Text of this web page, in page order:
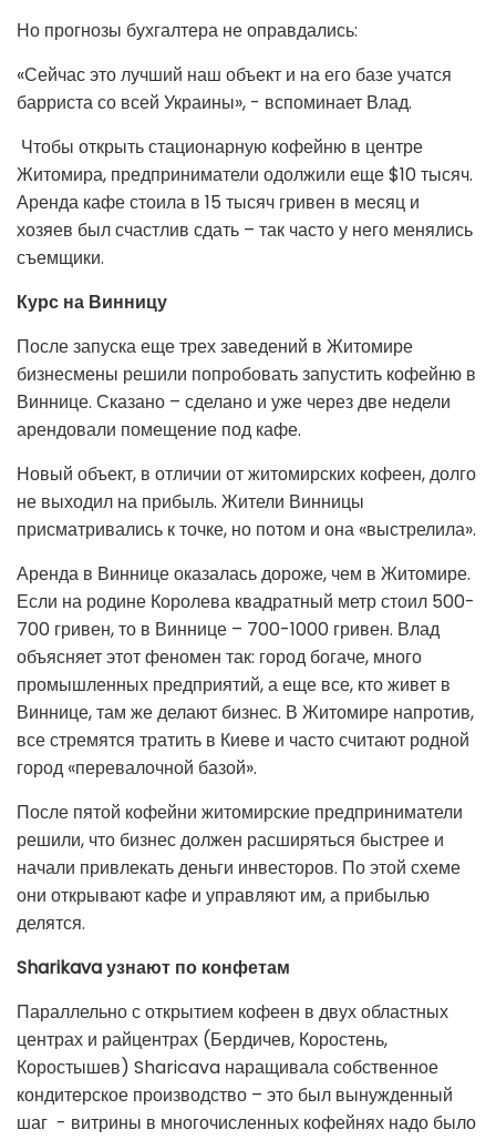
Но прогнозы бухгалтера не оправдались:
«Сейчас это лучший наш объект и на его базе учатся
барриста со всей Украины», - вспоминает Влад.
Чтобы открыть стационарную кофейню в центре
Житомира, предприниматели одолжили еще $10 тысяч.
Аренда кафе стоила в 15 тысяч гривен в месяц и
хозяев был счастлив сдать – так часто у него менялись
съемщики.
Курс на Винницу
После запуска еще трех заведений в Житомире
бизнесмены решили попробовать запустить кофейню в
Виннице. Сказано – сделано и уже через две недели
арендовали помещение под кафе.
Новый объект, в отличии от житомирских кофеен, долго
не выходил на прибыль. Жители Винницы
присматривались к точке, но потом и она «выстрелила».
Аренда в Виннице оказалась дороже, чем в Житомире.
Если на родине Королева квадратный метр стоил 500-
700 гривен, то в Виннице – 700-1000 гривен. Влад
объясняет этот феномен так: город богаче, много
промышленных предприятий, а еще все, кто живет в
Виннице, там же делают бизнес. В Житомире напротив,
все стремятся тратить в Киеве и часто считают родной
город «перевалочной базой».
После пятой кофейни житомирские предприниматели
решили, что бизнес должен расширяться быстрее и
начали привлекать деньги инвесторов. По этой схеме
они открывают кафе и управляют им, а прибылью
делятся.
Sharikava узнают по конфетам
Параллельно с открытием кофеен в двух областных
центрах и райцентрах (Бердичев, Коростень,
Коростышев) Sharicava наращивала собственное
кондитерское производство – это был вынужденный
шаг - витрины в многочисленных кофейнях надо было